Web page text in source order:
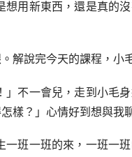
用新東西，還是真的
解說完今天的課程，小
不一會兒，走到小毛
樣？」心情好到想與我
班一班的來，一班一